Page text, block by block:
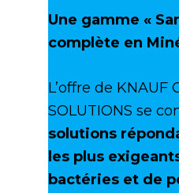
Une gamme «
complète en
L’offre de KNAUF
SOLUTIONS se
solutions
les plus
bactéries et de